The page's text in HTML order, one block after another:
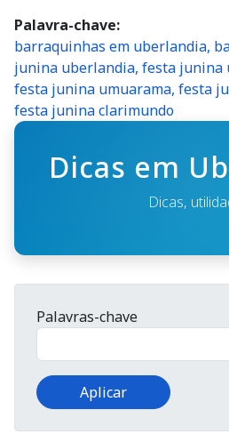
Palavra-chave
barraquinhas em uberlandia,
junina uberlandia, festa junina
festa junina umuarama, festa
festa junina clarimundo
Dicas em
Dicas,
Palavras-chave